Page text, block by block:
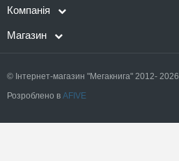
Компанія
Магазин
© Інтернет-магазин "Мегакнига" 2012- 2026
Розроблено в AFIVE